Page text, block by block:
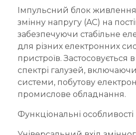
Імпульсний блок
змінну напругу (AC) на
забезпечуючи стабільне
для різних електронних
пристроїв.
спектрі галузей,
системи, побутову
промислове обладнання.
Функціональні особливості